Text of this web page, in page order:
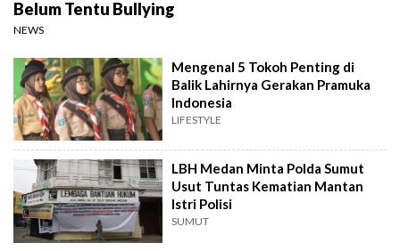
Belum Tentu Bullying
NEWS
Mengenal 5 Tokoh Penting di
Balik Lahirnya Gerakan Pramuka
Indonesia
LIFESTYLE
LBH Medan Minta Polda Sumut
Usut Tuntas Kematian Mantan
Istri Polisi
SUMUT